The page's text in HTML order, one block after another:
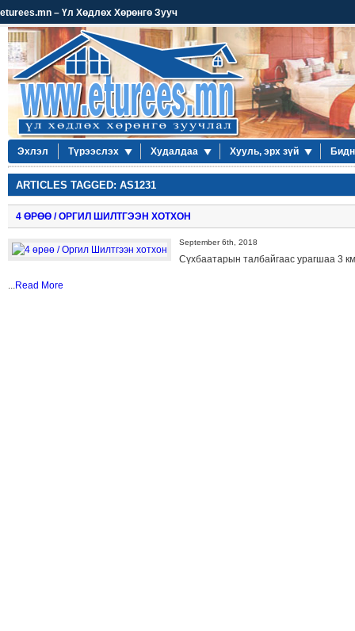
eturees.mn – Үл Хөдлөх Хөрөнгө Зууч
Эхлэл Түрээслэх Худалдаа Хууль, эрх зүй
ARTICLES TAGGED: AS1231
4 ӨРӨӨ / ОРГИЛ ШИЛТГЭЭН ХОТХОН
September 6th, 2018
Сүхбаатарын талбайгаас урагшаа 3
...Read More